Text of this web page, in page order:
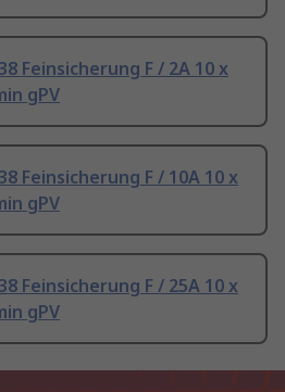
Feinsicherung F / 2A 10 x
gPV
Feinsicherung F / 10A 10 x
gPV
Feinsicherung F / 25A 10 x
gPV